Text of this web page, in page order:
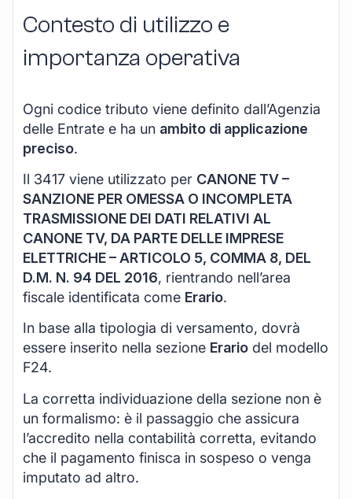
Contesto di utilizzo e
importanza operativa
Ogni codice tributo viene definito dall’Agenzia
delle Entrate e ha un ambito di applicazione
preciso.
Il 3417 viene utilizzato per CANONE TV –
SANZIONE PER OMESSA O INCOMPLETA
TRASMISSIONE DEI DATI RELATIVI AL
CANONE TV, DA PARTE DELLE IMPRESE
ELETTRICHE – ARTICOLO 5, COMMA 8, DEL
D.M. N. 94 DEL 2016, rientrando nell’area
fiscale identificata come Erario.
In base alla tipologia di versamento, dovrà
essere inserito nella sezione Erario del modello
F24.
La corretta individuazione della sezione non è
un formalismo: è il passaggio che assicura
l’accredito nella contabilità corretta, evitando
che il pagamento finisca in sospeso o venga
imputato ad altro.